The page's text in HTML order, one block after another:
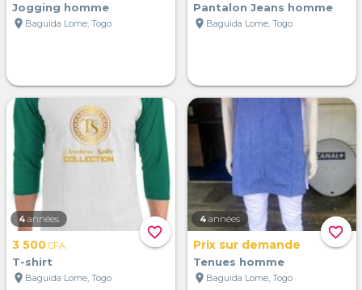
Jogging homme
location_on Baguida Lome, Togo
Pantalon Jeans homme
location_on Baguida Lome, Togo
favorite_border
4 années
3 500CFA
T-shirt
location_on Baguida Lome, Togo
favorite_border
4 années
Prix sur demande
Tenues homme
location_on Baguida Lome, Togo